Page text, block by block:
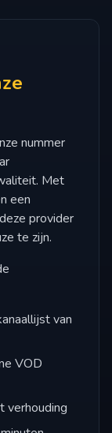
nummer
Met
een
provider
te zijn.
van
VOD